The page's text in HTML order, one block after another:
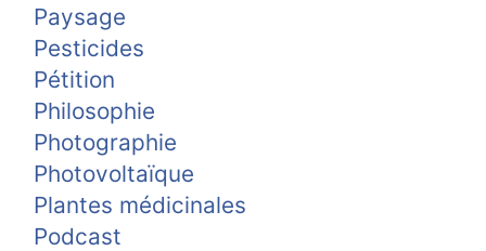
Paysage
Pesticides
Pétition
Philosophie
Photographie
Photovoltaïque
Plantes médicinales
Podcast